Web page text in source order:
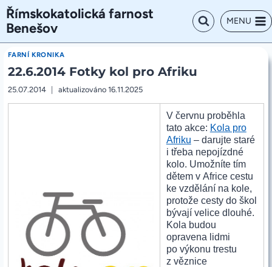
Přeskočit
na
obsah
Římskokatolická farnost
Benešov
MENU
FARNÍ KRONIKA
22.6.2014 Fotky kol pro Afriku
25.07.2014 aktualizováno 16.11.2025
V červnu proběhla
tato akce: Kola pro
Afriku – darujte staré
i třeba nepojízdné
kolo. Umožníte tím
dětem v Africe cestu
ke vzdělání na kole,
protože cesty do škol
bývají velice dlouhé.
Kola budou
opravena lidmi
po výkonu trestu
z věznice